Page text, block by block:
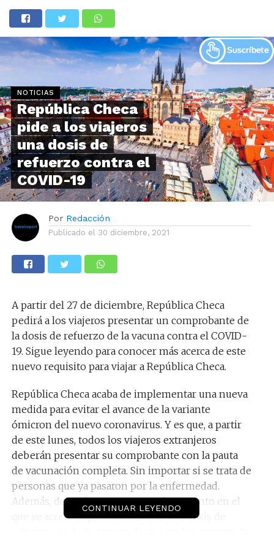
NOTICIAS
República Checa
pide a los viajeros
una dosis de
refuerzo contra el
COVID-19
Por Redacción
Publicado el 30 diciembre, 2021
A partir del 27 de diciembre, República Checa
pedirá a los viajeros presentar un comprobante de
la dosis de refuerzo de la vacuna contra el COVID-
19. Sigue leyendo para conocer más acerca de este
nuevo requisito para viajar a República Checa.
República Checa acaba de implementar una nueva
medida para evitar el avance de la variante
ómicron del nuevo coronavirus. Y es que, a partir
de este lunes, todos los viajeros extranjeros
deberán presentar su comprobante con la pauta
de vacunación completa. Sin importar si se trata de
personas que ya pasaron por la enfermedad.
Además, deberán presentar un documento en el
que se acredite que han recibido una dosis de
CONTINUAR LEYENDO